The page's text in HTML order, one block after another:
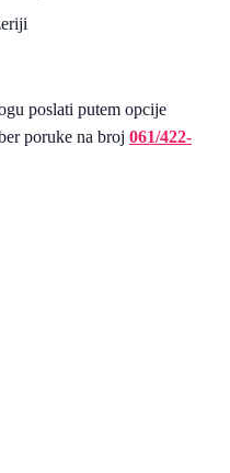
poslati putem opcije
poruke na broj 061/422-